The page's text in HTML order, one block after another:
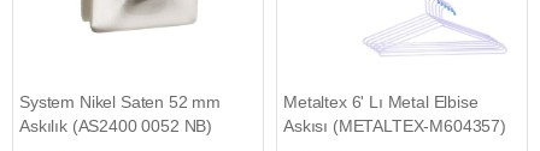
System Nikel Saten 52 mm
Askılık (AS2400 0052 NB)
Metaltex 6' Lı Metal Elbise
Askısı (METALTEX-M604357)